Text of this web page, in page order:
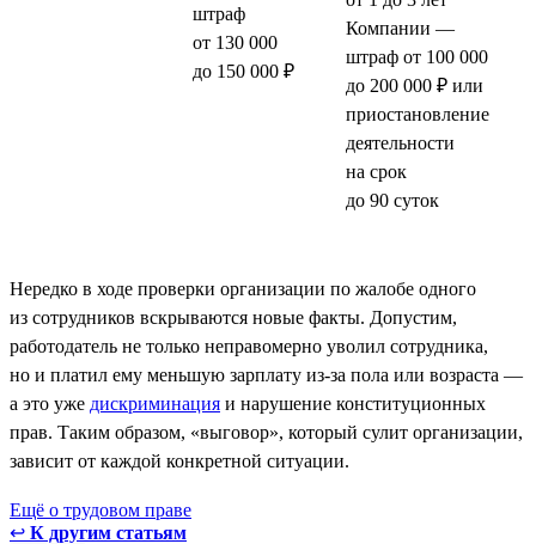
штраф
от 130 000
до 150 000 ₽
Компании —
штраф от 100 000
до 200 000 ₽ или
приостановление
деятельности
на срок
до 90 суток
Нередко в ходе проверки организации по жалобе одного
из сотрудников вскрываются новые факты. Допустим,
работодатель не только неправомерно уволил сотрудника,
но и платил ему меньшую зарплату из-за пола или возраста —
а это уже дискриминация и нарушение конституционных
прав. Таким образом, «выговор», который сулит организации,
зависит от каждой конкретной ситуации.
Ещё о трудовом праве
↩ К другим статьям